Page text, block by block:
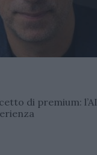
di premium: